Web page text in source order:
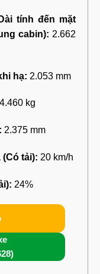
tính đến mặt
cabin): 2.662
hạ: 2.053 mm
4.460 kg
2.375 mm
tải): 20 km/h
24%